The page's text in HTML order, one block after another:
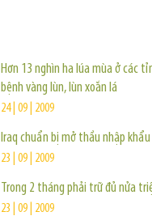
Hơn 13 nghìn ha lúa mùa ở các
bệnh vàng lùn, lùn xoắn lá
24 | 09 | 2009
Iraq chuẩn bị mở thầu nhập khẩu
23 | 09 | 2009
Trong 2 tháng phải trữ đủ nửa
23 | 09 | 2009